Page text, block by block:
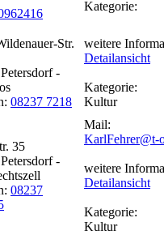
Kategorie:
Str.
-
08237 7218
weitere
Detailansicht
Kategorie:
Kultur
35
-
08237
Mail:
KarlFehrer@t-
weitere
Detailansicht
Kategorie:
Kultur